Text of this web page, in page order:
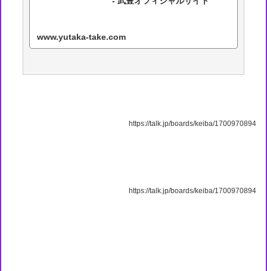
www.yutaka-take.com
https://talk.jp/boards/keiba/1700970894
https://talk.jp/boards/keiba/1700970894